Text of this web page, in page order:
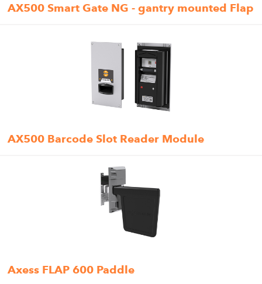
AX500 Smart Gate NG - gantry mounted Flap
AX500 Barcode Slot Reader Module
Axess FLAP 600 Paddle